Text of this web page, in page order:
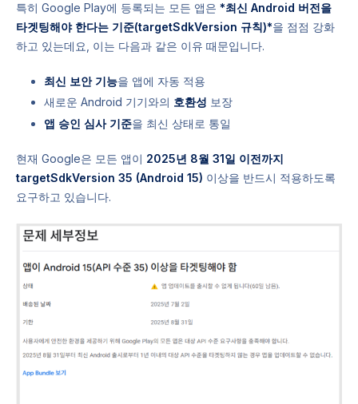
특히 Google Play에 등록되는 모든 앱은 *최신 Android 버전을
타겟팅해야 한다는 기준(targetSdkVersion 규칙)*을 점점 강화
하고 있는데요, 이는 다음과 같은 이유 때문입니다.
최신 보안 기능을 앱에 자동 적용
새로운 Android 기기와의 호환성 보장
앱 승인 심사 기준을 최신 상태로 통일
현재 Google은 모든 앱이 2025년 8월 31일 이전까지
targetSdkVersion 35 (Android 15) 이상을 반드시 적용하도록
요구하고 있습니다.